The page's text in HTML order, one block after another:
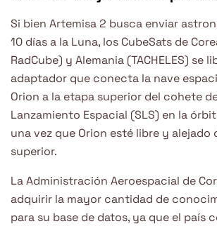
Si bien Artemisa 2 busca enviar
10 días a la Luna, los CubeSats de
RadCube) y Alemania (TACHELES) se
adaptador que conecta la nave
Orion a la etapa superior del cohete
Lanzamiento Espacial (SLS) en la
una vez que Orion esté libre y alejado
superior.
La Administración Aeroespacial de
adquirir la mayor cantidad de
para su base de datos, ya que el país